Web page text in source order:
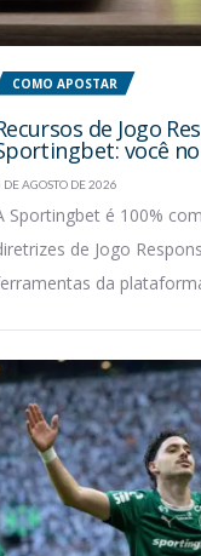
COMO APOSTAR
de Jogo
você
DE AGOSTO DE 2026
Sportingbet é 100%
de Jogo
da